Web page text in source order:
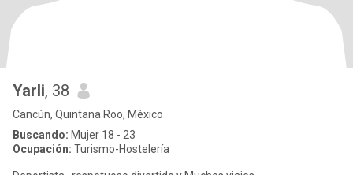
Yarli, 38
Cancún, Quintana Roo, México
Buscando: Mujer 18 - 23
Ocupación: Turismo-Hostelería